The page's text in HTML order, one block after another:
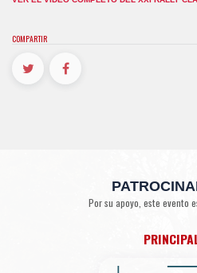
COMPARTIR
Por su apoyo, este evento